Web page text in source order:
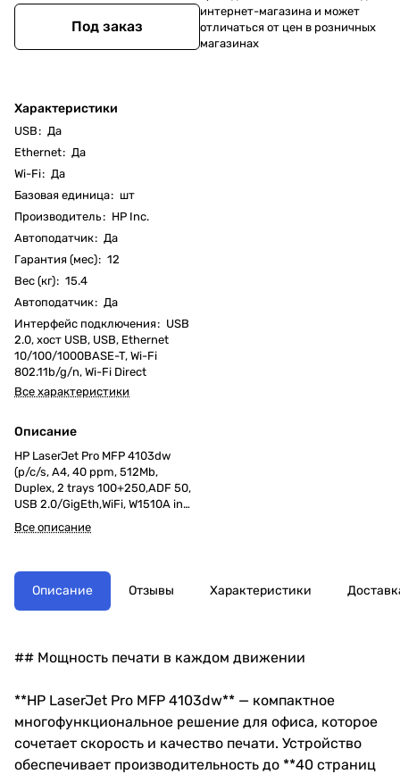
Под заказ
Характеристики
USB: Да
Ethernet: Да
Wi-Fi: Да
Базовая единица: шт
Производитель: HP Inc.
Автоподатчик: Да
Гарантия (мес): 12
Вес (кг): 15.4
Автоподатчик: Да
Интерфейс подключения: USB
2.0, хост USB, USB, Ethernet
10/100/1000BASE-T, Wi-Fi
802.11b/g/n, Wi-Fi Direct
Все характеристики
Описание
HP LaserJet Pro MFP 4103dw
(p/c/s, A4, 40 ppm, 512Mb,
Duplex, 2 trays 100+250,ADF 50,
USB 2.0/GigEth,WiFi, W1510A in
box, repl.W1A28A)
Все описание
интернет-магазина и может
отличаться от цен в розничных
магазинах
Описание Отзывы Характеристики
## Мощность печати в каждом движении
**HP LaserJet Pro MFP 4103dw** — компактное
многофункциональное решение для офиса, которое
сочетает скорость и качество печати. Устройство
обеспечивает производительность до **40 страниц